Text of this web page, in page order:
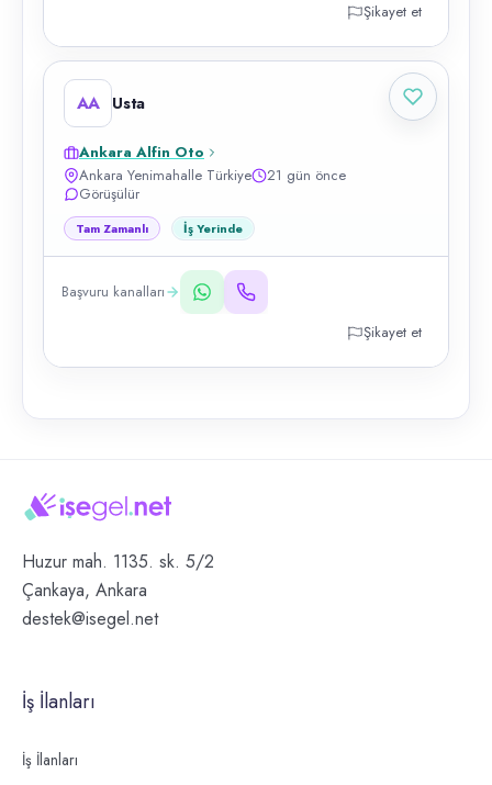
Şikayet et
AA Usta
Ankara Alfin Oto
Ankara Yenimahalle Türkiye
21 gün önce
Görüşülür
Tam Zamanlı İş Yerinde
Başvuru kanalları
Şikayet et
Huzur mah. 1135. sk. 5/2
Çankaya, Ankara
destek@isegel.net
İş İlanları
İş İlanları